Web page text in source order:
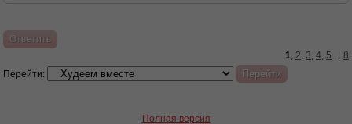
Ответить
1, 2, 3, 4, 5 ... 8
Перейти:
Полная версия